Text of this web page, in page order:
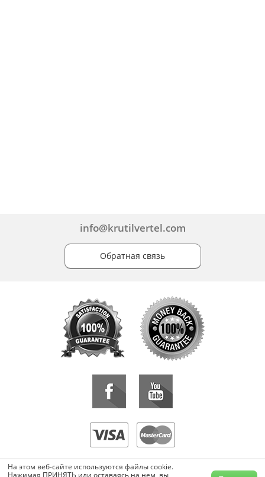
info@krutilvertel.com
Обратная связь
«KrutilVertel» © 2015-2026 Все права защищены.
Копирование, перепечатка, либо использование материалов данной
На этом веб-сайте используются файлы cookie.
Нажимая ПРИНЯТЬ или оставаясь на нем, вы